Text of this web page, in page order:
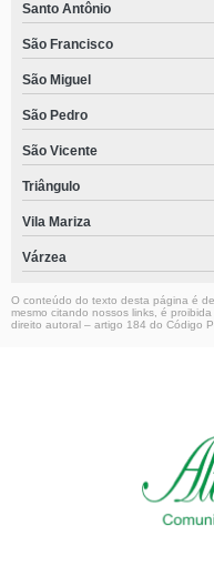
Santo Antônio
São Francisco
São Miguel
São Pedro
São Vicente
Triângulo
Vila Mariza
Várzea
O conteúdo do texto desta página é
mesmo citando nossos links, é
direito autoral – artigo 184 do Código